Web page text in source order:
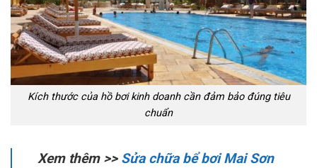
Kích thước của hồ bơi kinh doanh cần đảm bảo đúng tiêu
chuẩn
Xem thêm >> Sửa chữa bể bơi Mai Sơn